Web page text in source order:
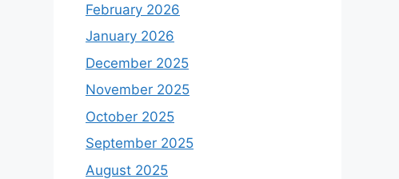
February 2026
January 2026
December 2025
November 2025
October 2025
September 2025
August 2025